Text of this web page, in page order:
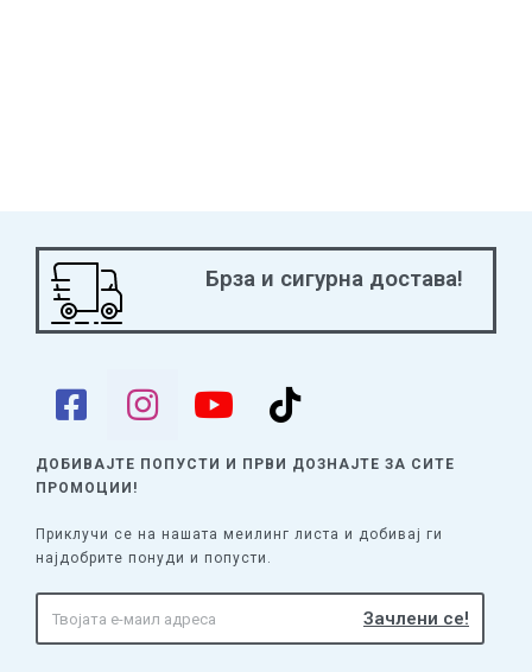
Брза и сигурна достава!
ДОБИВАЈТЕ ПОПУСТИ И ПРВИ ДОЗНАЈТЕ ЗА СИТЕ
ПРОМОЦИИ!
Приклучи се на нашата меилинг листа и добивај ги
најдобрите понуди и попусти.